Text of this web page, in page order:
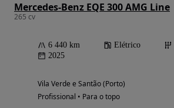
Mercedes-Benz EQE 300 AMG Line
265 cv
6 440 km Elétrico
2025
Vila Verde e Santão (Porto)
Profissional • Para o topo